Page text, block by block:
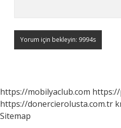
https://mobilyaclub.com
https://donercierolusta.com.tr
Sitemap